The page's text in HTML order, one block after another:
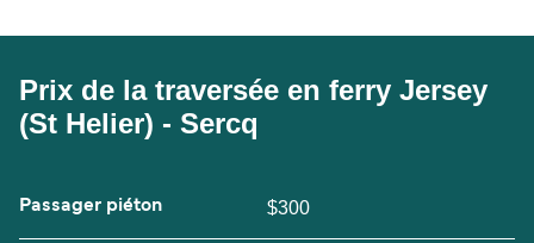
Prix de la traversée en ferry Jersey
(St Helier) - Sercq
Passager piéton $300